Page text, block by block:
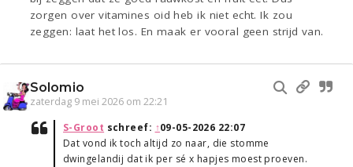
zorgen over vitamines oid heb ik niet echt. Ik zou
zeggen: laat het los. En maak er vooral geen strijd van.
Solomio
zaterdag 9 mei 2026 om 22:21
S-Groot schreef: ↑09-05-2026 22:07
Dat vond ik toch altijd zo naar, die stomme
dwingelandij dat ik per sé x hapjes moest proeven.